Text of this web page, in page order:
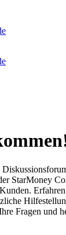
StarMoney
Fragen und